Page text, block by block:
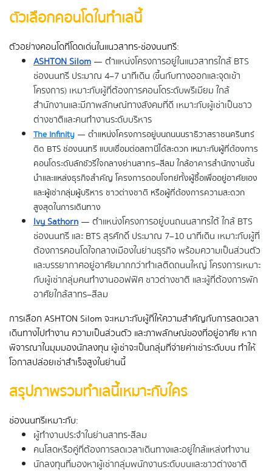
ตัวเลือกคอนโดในทำเลนี้
ตัวอย่างคอนโดที่โดดเด่นในแนวสาทร-ช่องนนทรี:
ASHTON Silom — ตำแหน่งโครงการอยู่ในแนวสาทรใกล้ BTS
ช่องนนทรี ประมาณ 4–7 นาทีเดิน (ขึ้นกับทางออกและจุดเข้า
โครงการ) เหมาะกับผู้ที่ต้องการคอนโดระดับพรีเมียม ใกล้
สำนักงานและมีภาพลักษณ์ทางสังคมที่ดี เหมาะกับผู้เช่าเป็นชาว
ต่างชาติและคนทำงานระดับบริหาร
The Infinity — ตำแหน่งโครงการอยู่บนถนนนราธิวาสราชนครินทร์
ติด BTS ช่องนนทรี แบบเชื่อมต่อสถานีได้สะดวก เหมาะกับผู้ที่ต้องการ
คอนโดระดับลักชัวรีใจกลางย่านสาทร–สีลม ใกล้อาคารสำนักงานชั้น
นำและแหล่งธุรกิจสำคัญ โครงการตอบโจทย์ทั้งผู้ซื้อเพื่ออยู่อาศัยเอง
และผู้เช่ากลุ่มผู้บริหาร ชาวต่างชาติ หรือผู้ที่ต้องการความสะดวก
สูงสุดในการเดินทาง
Ivy Sathorn — ตำแหน่งโครงการอยู่บนถนนสาทรใต้ ใกล้ BTS
ช่องนนทรี และ BTS สุรศักดิ์ ประมาณ 7–10 นาทีเดิน เหมาะกับผู้ที่
ต้องการคอนโดใจกลางเมืองในย่านธุรกิจ พร้อมความเป็นส่วนตัว
และบรรยากาศอยู่อาศัยมากกว่าทำเลติดถนนใหญ่ โครงการเหมาะ
กับผู้เช่ากลุ่มคนทำงานออฟฟิศ ชาวต่างชาติ และผู้ที่ต้องการพัก
อาศัยใกล้สาทร–สีลม
การเลือก ASHTON Silom จะเหมาะกับผู้ที่ให้ความสำคัญกับการลดเวลา
เดินทางไปทำงาน ความเป็นส่วนตัว และภาพลักษณ์ของที่อยู่อาศัย หาก
พิจารณาในมุมมองนักลงทุน ผู้เช่าจะเป็นกลุ่มที่จ่ายค่าเช่าระดับบน ทำให้
โอกาสปล่อยเช่าสำเร็จสูงในย่านนี้
สรุปภาพรวมทำเลนี้เหมาะกับใคร
ช่องนนทรีเหมาะกับ:
ผู้ทำงานประจำในย่านสาทร-สีลม
คนโสดหรือคู่ที่ต้องการลดเวลาเดินทางและอยู่ใกล้แหล่งทำงาน
นักลงทุนที่มองหาผู้เช่ากลุ่มพนักงานระดับบนและชาวต่างชาติ